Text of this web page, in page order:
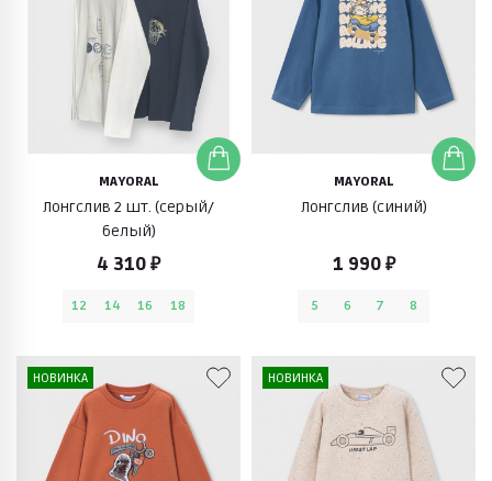
MAYORAL
Лонгслив 2 шт. (серый/
белый)
4 310 ₽
12 14 16 18
MAYORAL
Лонгслив (синий)
1 990 ₽
5 6 7 8
НОВИНКА НОВИНКА